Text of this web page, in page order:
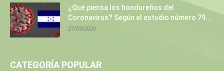
¿Qué piensa los hondureños del
Coronavirus? Según el estudio número 79...
27/03/2020
CATEGORÍA POPULAR